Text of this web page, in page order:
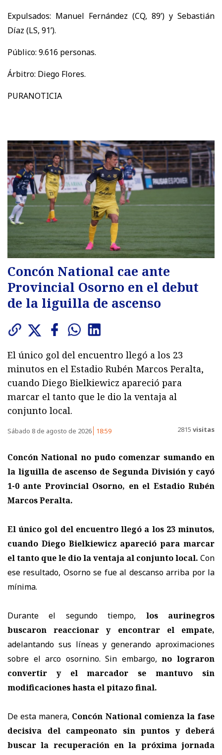
Expulsados: Manuel Fernández (CQ, 89’) y Sebastián
Díaz (LS, 91’).
Público: 9.616 personas.
Árbitro: Diego Flores.
PURANOTICIA
Concón National cae ante
Provincial Osorno en el debut
de la liguilla de ascenso
El único gol del encuentro llegó a los 23
minutos en el Estadio Rubén Marcos Peralta,
cuando Diego Bielkiewicz apareció para
marcar el tanto que le dio la ventaja al
conjunto local.
Sábado 8 de agosto de 2026 18:59 2815 visitas
Concón National no pudo comenzar sumando en
la liguilla de ascenso de Segunda División y cayó
1-0 ante Provincial Osorno, en el Estadio Rubén
Marcos Peralta.
El único gol del encuentro llegó a los 23 minutos,
cuando Diego Bielkiewicz apareció para marcar
el tanto que le dio la ventaja al conjunto local. Con
ese resultado, Osorno se fue al descanso arriba por la
mínima.
Durante el segundo tiempo, los aurinegros
buscaron reaccionar y encontrar el empate,
adelantando sus líneas y generando aproximaciones
sobre el arco osornino. Sin embargo,no lograron
convertir y el marcador se mantuvo sin
modificaciones hasta el pitazo final.
De esta manera, Concón National comienza la fase
decisiva del campeonato sin puntos y deberá
buscar la recuperación en la próxima jornada